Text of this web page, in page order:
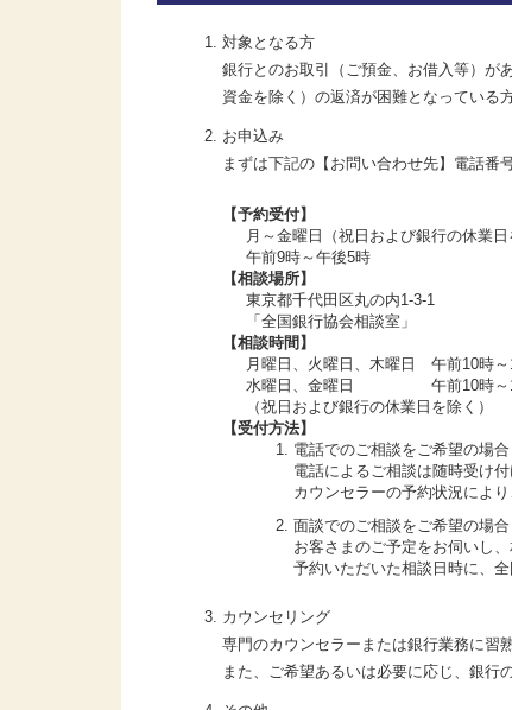
対象となる方
銀行とのお取引（ご預金、お借入等）が
資金を除く）の返済が困難となっている
お申込み
まずは下記の【お問い合わせ先】電話番
【予約受付】
月～金曜日（祝日および銀行の休業日
午前9時～午後5時
【相談場所】
東京都千代田区丸の内1-3-1
「全国銀行協会相談室」
【相談時間】
月曜日、火曜日、木曜日 午前10時
水曜日、金曜日 午前10時～12
（祝日および銀行の休業日を除く）
【受付方法】
電話でのご相談をご希望の場合
電話によるご相談は随時受け付
カウンセラーの予約状況によ
面談でのご相談をご希望の場合
お客さまのご予定をお伺いし
予約いただいた相談日時に、
カウンセリング
専門のカウンセラーまたは銀行業務に習
また、ご希望あるいは必要に応じ、銀行